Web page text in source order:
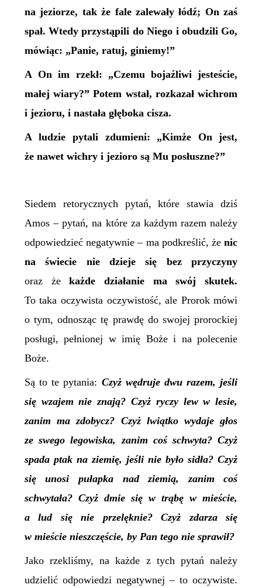
na jeziorze, tak że fale zalewały łódź; On zaś
spał. Wtedy przystąpili do Niego i obudzili Go,
mówiąc: „Panie, ratuj, giniemy!”
A On im rzekł: „Czemu bojaźliwi jesteście,
małej wiary?” Potem wstał, rozkazał wichrom
i jezioru, i nastała głęboka cisza.
A ludzie pytali zdumieni: „Kimże On jest,
że nawet wichry i jezioro są Mu posłuszne?”
Siedem retorycznych pytań, które stawia dziś
Amos – pytań, na które za każdym razem należy
odpowiedzieć negatywnie – ma podkreślić, żenic
na świecie nie dzieje się bez przyczyny
oraz żekażde działanie ma swój skutek.
To taka oczywista oczywistość, ale Prorok mówi
o tym, odnosząc tę prawdę do swojej prorockiej
posługi, pełnionej w imię Boże i na polecenie
Boże.
Są to te pytania: Czyż wędruje dwu razem, jeśli
się wzajem nie znają? Czyż ryczy lew w lesie,
zanim ma zdobycz? Czyż lwiątko wydaje głos
ze swego legowiska, zanim coś schwyta? Czyż
spada ptak na ziemię, jeśli nie było sidła? Czyż
się unosi pułapka nad ziemią, zanim coś
schwytała? Czyż dmie się w trąbę w mieście,
a lud się nie przelęknie? Czyż zdarza się
w mieście nieszczęście, by Pan tego nie sprawił?
Jako rzekliśmy, na każde z tych pytań należy
udzielić odpowiedzi negatywnej – to oczywiste.